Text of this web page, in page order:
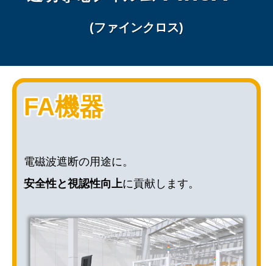
(ファインクロス)
FA機器
電磁波遮断の用途に。
安全性と視認性向上に貢献します。